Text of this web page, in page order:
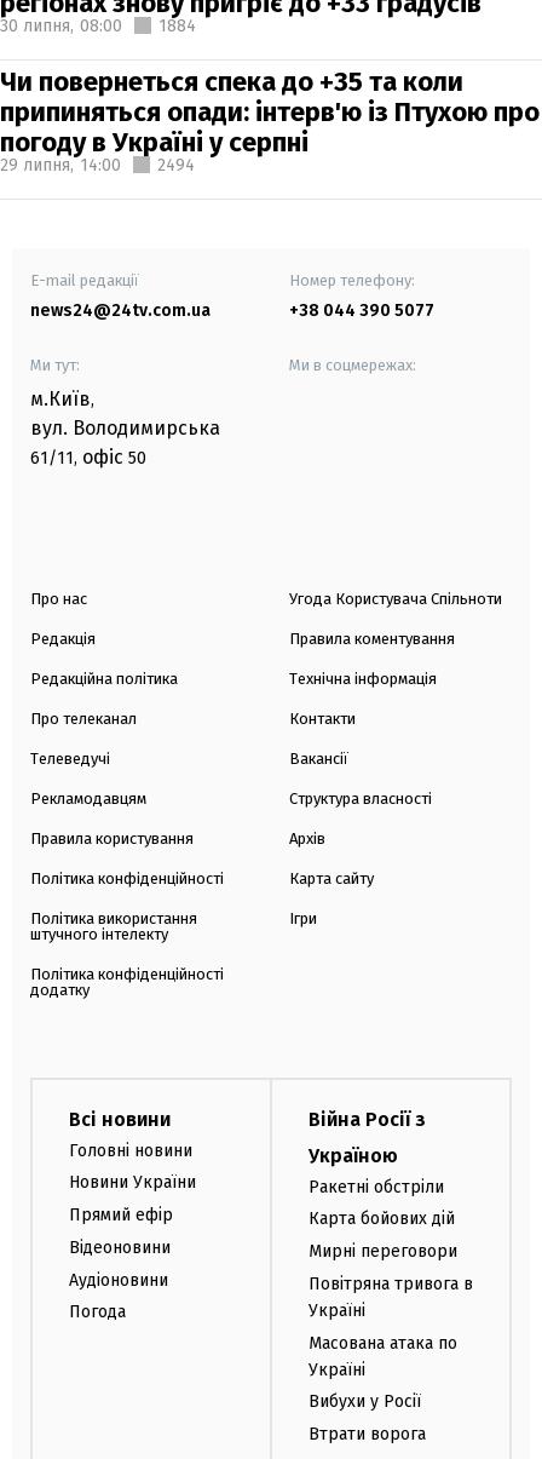
30 липня, 08:00 1884
Чи повернеться спека до +35 та коли
припиняться опади: інтерв'ю із Птухою про
погоду в Україні у серпні
29 липня, 14:00 2494
E-mail редакції
news24@24tv.com.ua
Номер телефону:
+38 044 390 5077
Ми тут:
м.Київ,
вул. Володимирська
61/11, офіс 50
Ми в соцмережах:
Про нас
Редакція
Редакційна політика
Про телеканал
Телеведучі
Рекламодавцям
Правила користування
Політика конфіденційності
Політика використання
штучного інтелекту
Політика конфіденційності
додатку
Угода Користувача Спільноти
Правила коментування
Технічна інформація
Контакти
Вакансії
Структура власності
Архів
Карта сайту
Ігри
Всі новини
Головні новини
Новини України
Прямий ефір
Відеоновини
Аудіоновини
Погода
Війна Росії з
Україною
Ракетні обстріли
Карта бойових дій
Мирні переговори
Повітряна тривога в
Україні
Масована атака по
Україні
Вибухи у Росії
Втрати ворога